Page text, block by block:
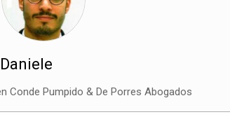
Conde Pumpido & De Porres Abogados